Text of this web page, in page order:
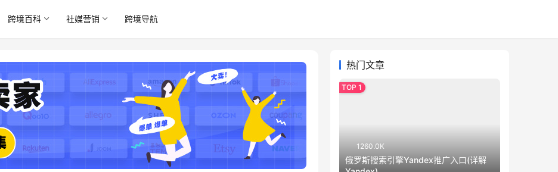
跨境百科 社媒营销 跨境导航
热门文章
1260.0K
俄罗斯搜索引擎Yandex推广入口(详解